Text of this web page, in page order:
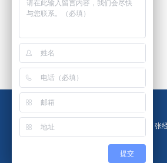
联系人：张
提交